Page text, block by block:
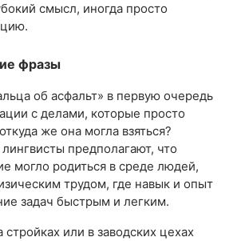
смысл, иногда просто
фразы
об асфальт» в первую очередь
с делами, которые просто
же она могла взяться?
предполагают, что
могло родиться в среде людей,
трудом, где навык и опыт
задач быстрым и легким.
или в заводских цехах